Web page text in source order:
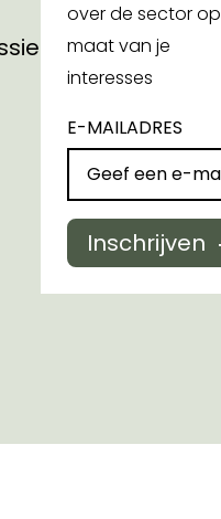
over de sector op
maat van je
interesses
E-MAILADRES
Inschrijven